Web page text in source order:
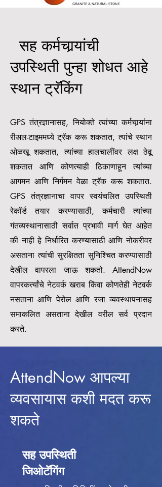
सह कर्मचार्‍यांची
उपस्थिती पुन्हा शोधत आहे
स्थान ट्रॅकिंग
GPS तंत्रज्ञानासह, नियोक्ते त्यांच्या कर्मचार्‍यांना
रीअल-टाइममध्ये ट्रॅक करू शकतात, त्यांचे स्थान
ओळखू शकतात, त्यांच्या हालचालींवर लक्ष ठेवू
शकतात आणि कोणत्याही ठिकाणाहून त्यांच्या
आगमन आणि निर्गमन वेळा ट्रॅक करू शकतात.
GPS तंत्रज्ञानाचा वापर स्वयंचलित उपस्थिती
रेकॉर्ड तयार करण्यासाठी, कर्मचारी त्यांच्या
गंतव्यस्थानासाठी सर्वात प्रभावी मार्ग घेत आहेत
की नाही हे निर्धारित करण्यासाठी आणि नोकरीवर
असताना त्यांची सुरक्षितता सुनिश्चित करण्यासाठी
देखील वापरला जाऊ शकतो. AttendNow
वापरकर्त्यांचे नेटवर्क खराब किंवा कोणतेही नेटवर्क
नसताना आणि पेरोल आणि रजा व्यवस्थापनासह
समाकलित असताना देखील वरील सर्व प्रदान
करते.
AttendNow आपल्या
व्यवसायास कशी मदत करू
शकते
सह उपस्थिती
जिओटॅगिंग